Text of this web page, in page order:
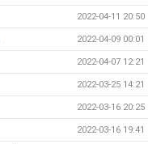
2022-04-11 20:50
2022-04-09 00:01
2022-04-07 12:21
2022-03-25 14:21
2022-03-16 20:25
2022-03-16 19:41